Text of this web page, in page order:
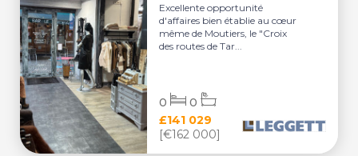
Excellente opportunité
d'affaires bien établie au cœur
même de Moutiers, le "Croix
des routes de Tar...
£141 029
[€162 000]
0 0